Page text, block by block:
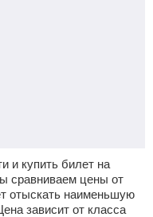
и купить билет на
сравниваем цены от
отыскать наименьшую
зависит от класса